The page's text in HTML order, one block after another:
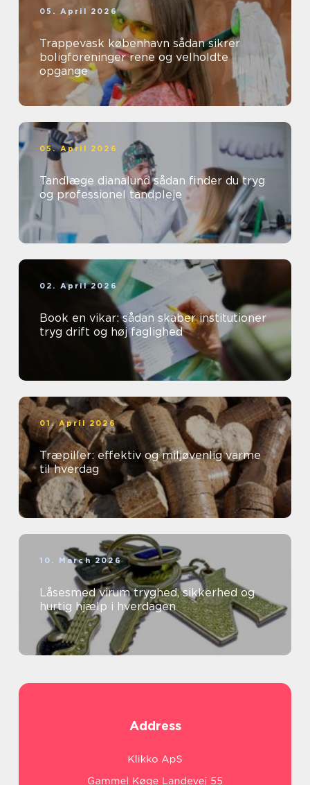
05. April 2026
Trappevask københavn sådan sikrer
boligforeninger rene og velholdte
opgange
05. April 2026
Tandlæge dianalund sådan finder du tryg
og professionel tandpleje
02. April 2026
Book en vikar: sådan skaber institutioner
tryg drift og høj faglighed
01. April 2026
Træpiller: effektiv og miljøvenlig varme
til hverdag
10. March 2026
Låsesmed virum tryghed, sikkerhed og
hurtig hjælp i hverdagen
Address